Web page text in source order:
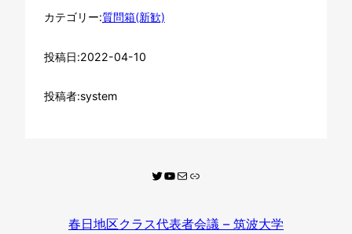
カテゴリー:質問箱(新歓)
投稿日:2022-04-10
投稿者:system
twitter
youtube
mail
質問箱
春日地区クラス代表者会議 – 筑波大学